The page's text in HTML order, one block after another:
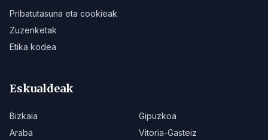
Pribatutasuna eta cookieak
Zuzenketak
Etika kodea
Eskualdeak
Bizkaia
Gipuzkoa
Araba
Vitoria-Gasteiz